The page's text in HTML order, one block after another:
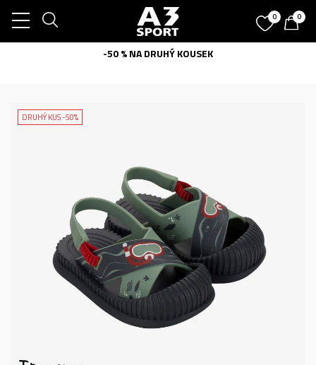
0 0
-50 % NA DRUHÝ KOUSEK
DRUHÝ KUS -50%